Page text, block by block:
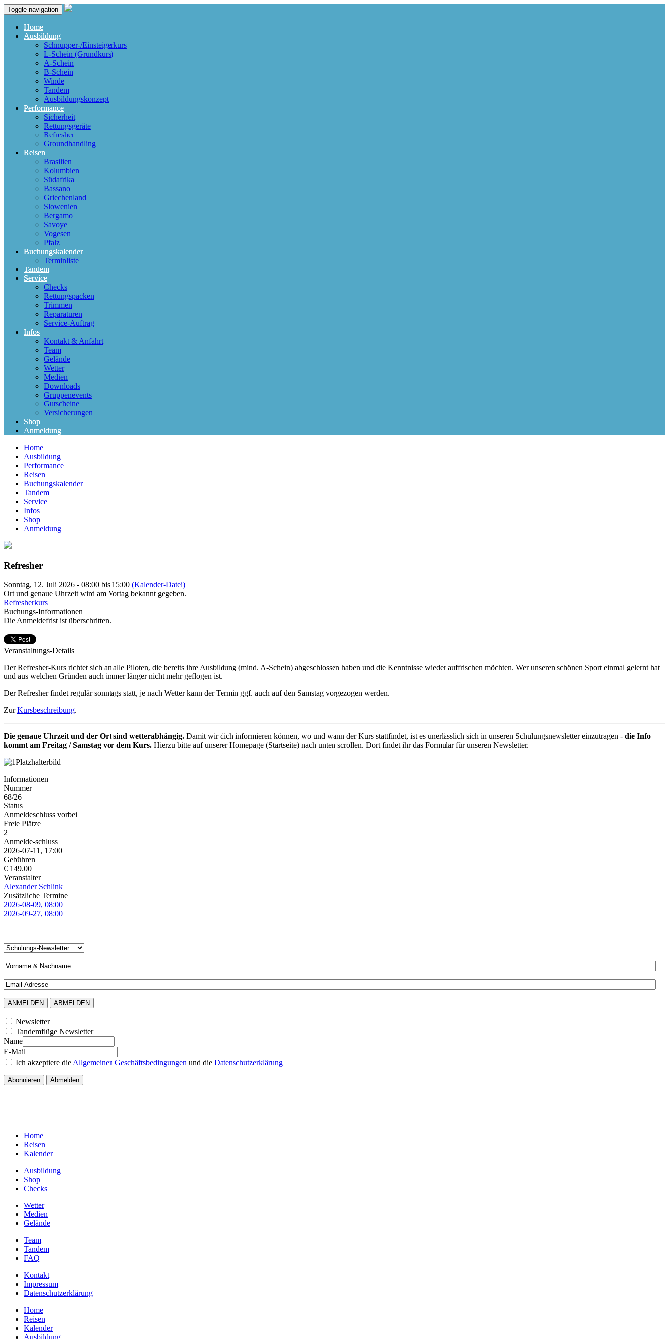
Toggle navigation
Home
Ausbildung
Schnupper-/Einsteigerkurs
L-Schein (Grundkurs)
A-Schein
B-Schein
Winde
Tandem
Ausbildungskonzept
Performance
Sicherheit
Rettungsgeräte
Refresher
Groundhandling
Reisen
Brasilien
Kolumbien
Südafrika
Bassano
Griechenland
Slowenien
Bergamo
Savoye
Vogesen
Pfalz
Buchungskalender
Terminliste
Tandem
Service
Checks
Rettungspacken
Trimmen
Reparaturen
Service-Auftrag
Infos
Kontakt & Anfahrt
Team
Gelände
Wetter
Medien
Downloads
Gruppenevents
Gutscheine
Versicherungen
Shop
Anmeldung
Home
Ausbildung
Performance
Reisen
Buchungskalender
Tandem
Service
Infos
Shop
Anmeldung
Refresher
Sonntag, 12. Juli 2026 - 08:00 bis 15:00 (Kalender-Datei)
Ort und genaue Uhrzeit wird am Vortag bekannt gegeben.
Refresherkurs
Buchungs-Informationen
Die Anmeldefrist ist überschritten.
Veranstaltungs-Details
Der Refresher-Kurs richtet sich an alle Piloten, die bereits ihre Ausbildung (mind. A-Schein) abgeschlossen haben und die Kenntnisse wieder auffrischen möchten. Wer unseren schönen Sport einmal gelernt hat
und aus welchen Gründen auch immer länger nicht mehr geflogen ist.
Der Refresher findet regulär sonntags statt, je nach Wetter kann der Termin ggf. auch auf den Samstag vorgezogen werden.
ZurKursbeschreibung.
Die genaue Uhrzeit und der Ort sind wetterabhängig. Damit wir dich informieren können, wo und wann der Kurs stattfindet, ist es unerlässlich sich in unseren Schulungsnewsletter einzutragen - die Info
kommt am Freitag / Samstag vor dem Kurs. Hierzu bitte auf unserer Homepage (Startseite) nach unten scrollen. Dort findet ihr das Formular für unseren Newsletter.
Informationen
Nummer
68/26
Status
Anmeldeschluss vorbei
Freie Plätze
2
Anmelde-schluss
2026-07-11, 17:00
Gebühren
€ 149.00
Veranstalter
Alexander Schlink
Zusätzliche Termine
2026-08-09, 08:00
2026-09-27, 08:00
Newsletter
Tandemflüge Newsletter
Name
E-Mail
Ich akzeptiere dieAllgemeinen Geschäftsbedingungen und die Datenschutzerklärung
Home
Reisen
Kalender
Ausbildung
Shop
Checks
Wetter
Medien
Gelände
Team
Tandem
FAQ
Kontakt
Impressum
Datenschutzerklärung
Home
Reisen
Kalender
Ausbildung